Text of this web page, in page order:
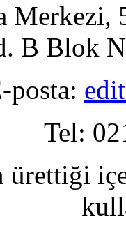
Merkezi,
B Blok
posta:
Tel: